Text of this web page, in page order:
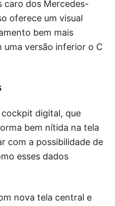
caro dos Mercedes-
oferece um visual
bem mais
versão inferior o C
digital, que
bem nítida na tela
com a possibilidade de
esses dados
nova tela central e